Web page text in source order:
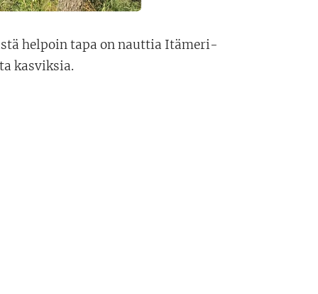
helpoin tapa on nauttia Itämeri-
kasviksia.